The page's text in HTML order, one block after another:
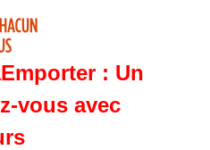
: Un
vous avec